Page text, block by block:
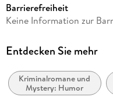
Laufzeit
Reihe
Autor/Autorin
Joe Fischler
Barrierefreiheit
Keine Information zur
Entdecken Sie mehr
Kriminalromane und
Mystery: Humor